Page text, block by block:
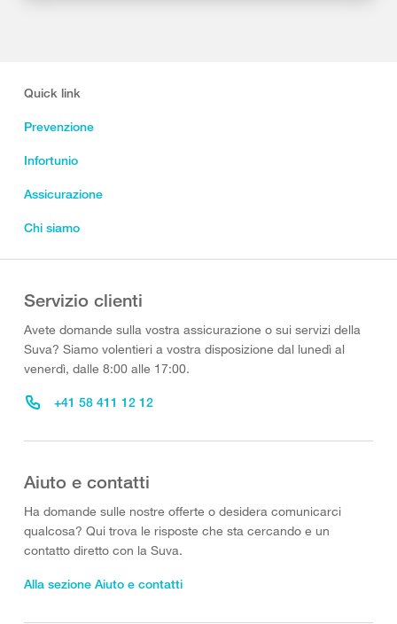
Quick link
Prevenzione
Infortunio
Assicurazione
Chi siamo
Servizio clienti
Avete domande sulla vostra assicurazione o sui servizi della
Suva? Siamo volentieri a vostra disposizione dal lunedì al
venerdì, dalle 8:00 alle 17:00.
+41 58 411 12 12
Aiuto e contatti
Ha domande sulle nostre offerte o desidera comunicarci
qualcosa? Qui trova le risposte che sta cercando e un
contatto diretto con la Suva.
Alla sezione Aiuto e contatti